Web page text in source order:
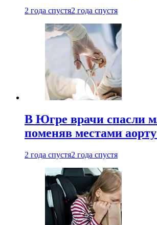
2 года спустя2 года спустя
В Югре врачи спасли
поменяв местами
2 года спустя2 года спустя